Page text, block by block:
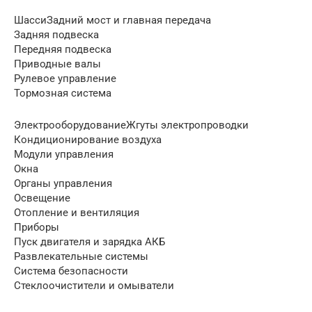
ШассиЗадний мост и главная передача
Задняя подвеска
Передняя подвеска
Приводные валы
Рулевое управление
Тормозная система
ЭлектрооборудованиеЖгуты электропроводки
Кондиционирование воздуха
Модули управления
Окна
Органы управления
Освещение
Отопление и вентиляция
Приборы
Пуск двигателя и зарядка АКБ
Развлекательные системы
Система безопасности
Стеклоочистители и омыватели